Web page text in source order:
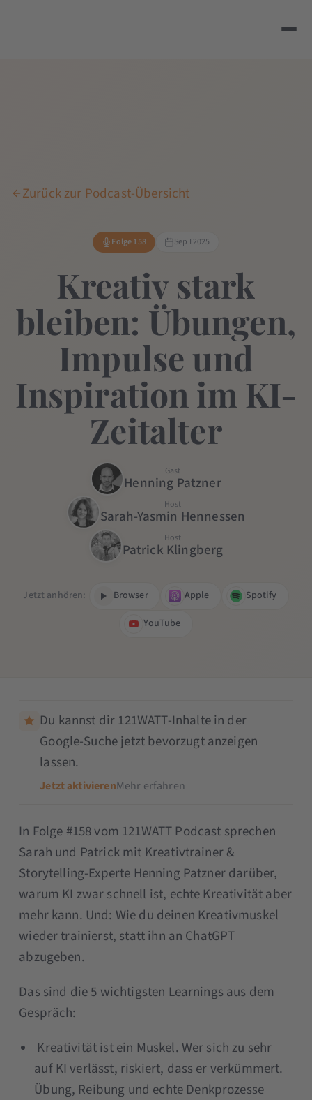
Zurück zur Podcast-Übersicht
Folge 158 Sep I 2025
Kreativ stark
bleiben: Übungen,
Impulse und
Inspiration im KI-
Zeitalter
Gast
Henning Patzner
Host
Sarah-Yasmin Hennessen
Host
Patrick Klingberg
Jetzt anhören: Browser Apple
Spotify
YouTube
Du kannst dir 121WATT-Inhalte in der
Google-Suche jetzt bevorzugt anzeigen
lassen.
Jetzt aktivierenMehr erfahren
In Folge #158 vom 121WATT Podcast sprechen
Sarah und Patrick mit Kreativtrainer &
Storytelling-Experte Henning Patzner darüber,
warum KI zwar schnell ist, echte Kreativität aber
mehr kann. Und: Wie du deinen Kreativmuskel
wieder trainierst, statt ihn an ChatGPT
abzugeben.
Das sind die 5 wichtigsten Learnings aus dem
Gespräch:
Kreativität ist ein Muskel. Wer sich zu sehr
auf KI verlässt, riskiert, dass er verkümmert.
Übung, Reibung und echte Denkprozesse